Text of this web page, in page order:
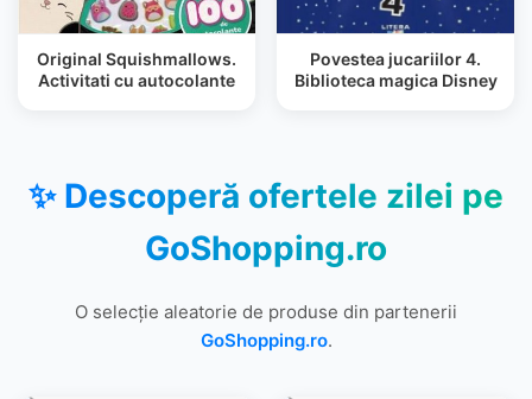
Original Squishmallows.
Activitati cu autocolante
Povestea jucariilor 4.
Biblioteca magica Disney
✨ Descoperă ofertele zilei pe
GoShopping.ro
O selecție aleatorie de produse din partenerii
GoShopping.ro.